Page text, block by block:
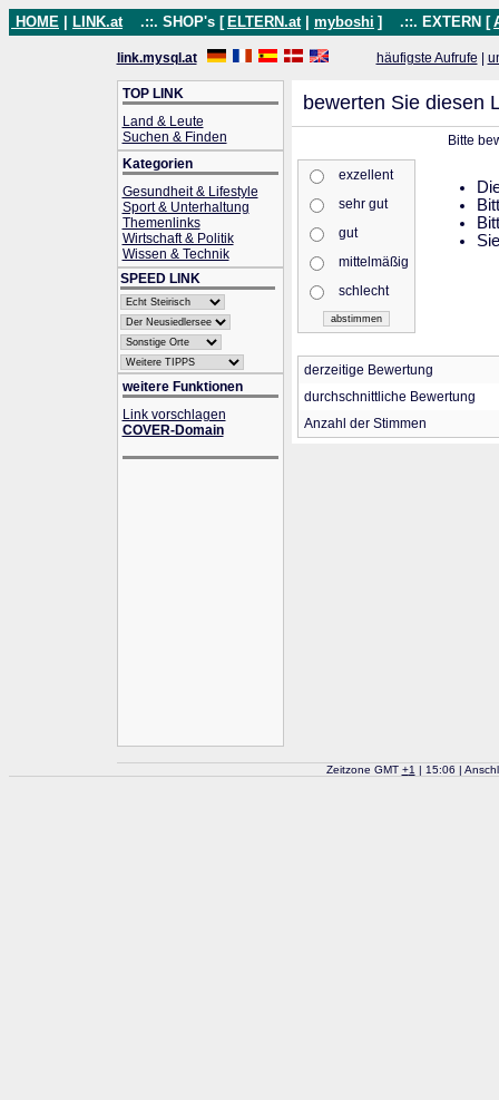
HOME LINK.at .::. SHOP's [ ELTERN.at myboshi ] .::. EXTERN [
link.mysql.at häufigste Aufrufe
TOP LINK
Land & Leute
Suchen & Finden
Kategorien
Gesundheit & Lifestyle
Sport & Unterhaltung
Themenlinks
Wirtschaft & Politik
Wissen & Technik
SPEED LINK
weitere Funktionen
Link vorschlagen
COVER-Domain
bewerten Sie diesen
Bitte
exzellent
sehr gut
gut
mittelmäßig
schlecht
derzeitige Bewertung
durchschnittliche Bewertung
Anzahl der Stimmen
Zeitzone GMT +1 | 15:06 |